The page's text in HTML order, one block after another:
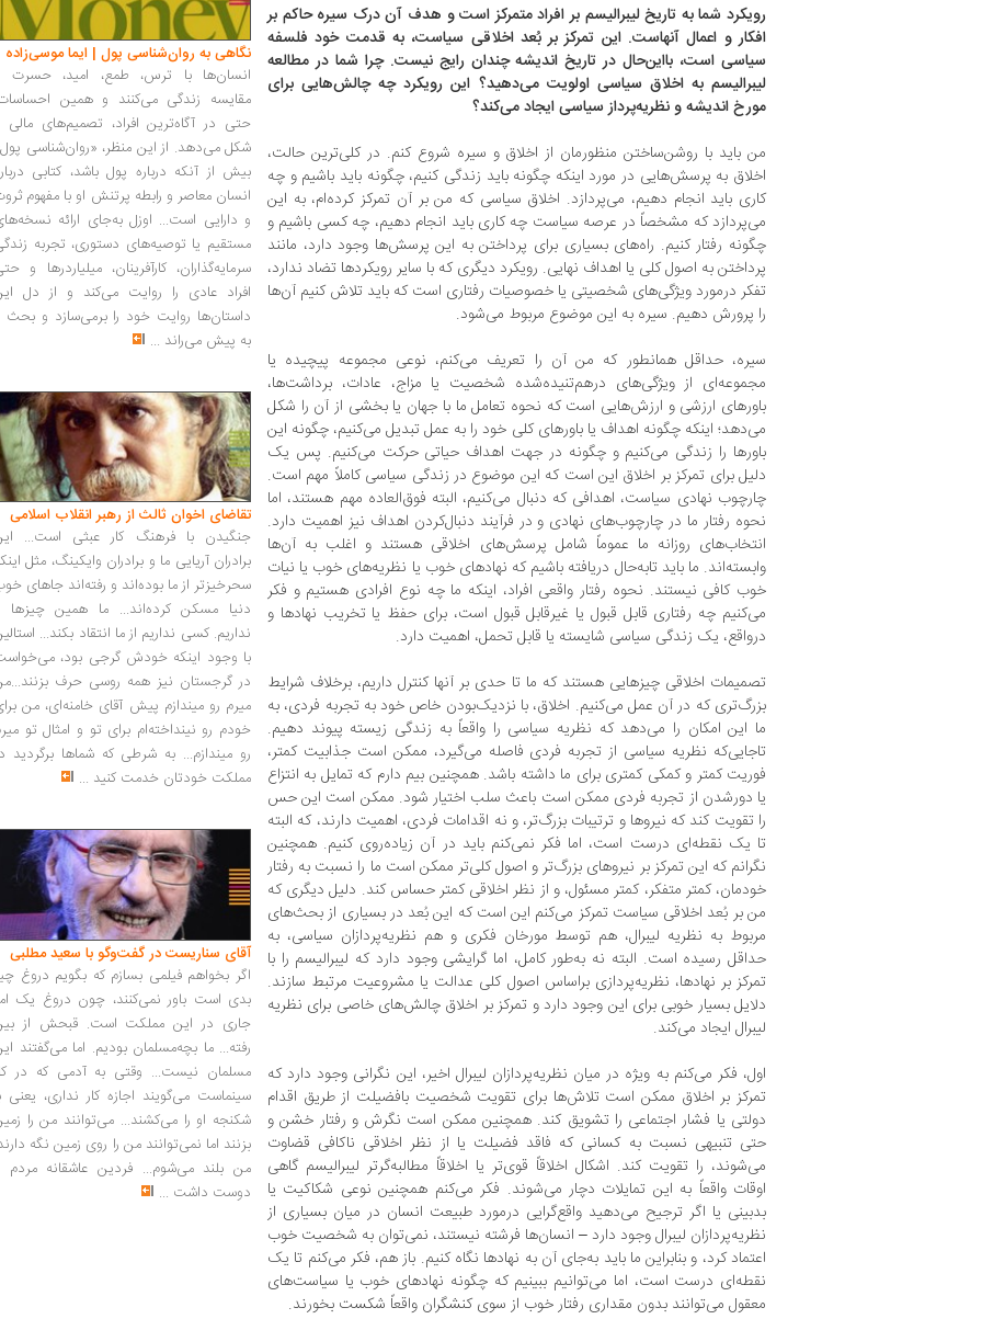
رویکرد شما به تاریخ لیبرالیسم بر افراد متمرکز است و هدف آن درک سیره حاکم بر
افکار و اعمال آنهاست. این تمرکز بر بُعد اخلاقی سیاست، به قدمت خود فلسفه
سیاسی است، بااین‌حال در تاریخ اندیشه چندان رایج نیست. چرا شما در مطالعه
لیبرالیسم به اخلاق سیاسی اولویت می‌دهید؟ این رویکرد چه چالش‌هایی برای
مورخ اندیشه و نظریه‌پرداز سیاسی ایجاد می‌کند؟
من باید با روشن‌ساختن منظورمان از اخلاق و سیره شروع کنم. در کلی‌ترین حالت،
اخلاق به پرسش‌هایی در مورد اینکه چگونه باید زندگی کنیم، چگونه باید باشیم و چه
کاری باید انجام دهیم، می‌پردازد. اخلاق سیاسی که من بر آن تمرکز کرده‌ام، به این
می‌پردازد که مشخصاً در عرصه سیاست چه کاری باید انجام دهیم، چه کسی باشیم و
چگونه رفتار کنیم. راه‌های بسیاری برای پرداختن به این پرسش‌ها وجود دارد، مانند
پرداختن به اصول کلی یا اهداف نهایی. رویکرد دیگری که با سایر رویکردها تضاد ندارد،
تفکر درمورد ویژگی‌های شخصیتی یا خصوصیات رفتاری است که باید تلاش کنیم آن‌ها
را پرورش دهیم. سیره به این موضوع مربوط می‌شود.
سیره، حداقل همانطور که من آن را تعریف می‌کنم، نوعی مجموعه پیچیده یا
مجموعه‌ای از ویژگی‌های درهم‌تنیده‌شده‌ شخصیت یا مزاج، عادات، برداشت‌ها،
باورهای ارزشی و ارزش‌هایی است که نحوه تعامل ما با جهان یا بخشی از آن را شکل
می‌دهد؛ اینکه چگونه اهداف یا باورهای کلی خود را به عمل تبدیل می‌کنیم، چگونه این
باورها را زندگی می‌کنیم و چگونه در جهت اهداف حیاتی حرکت می‌کنیم. پس یک
دلیل برای تمرکز بر اخلاق این است که این موضوع در زندگی سیاسی کاملاً مهم است.
چارچوب نهادی سیاست، اهدافی که دنبال می‌کنیم، البته فوق‌العاده مهم هستند، اما
نحوه رفتار ما در چارچوب‌های نهادی و در فرآیند دنبال‌کردن اهداف نیز اهمیت دارد.
انتخاب‌های روزانه ما عموماً شامل پرسش‌های اخلاقی هستند و اغلب به آن‌ها
وابسته‌اند. ما باید تا‌به‌حال دریافته باشیم که نهادهای خوب یا نظریه‌های خوب یا نیات
خوب کافی نیستند. نحوه رفتار واقعی افراد، اینکه ما چه نوع افرادی هستیم و فکر
می‌کنیم چه رفتاری قابل قبول یا غیرقابل قبول است، برای حفظ یا تخریب نهادها و
درواقع، یک زندگی سیاسی شایسته یا قابل تحمل، اهمیت دارد.
تصمیمات اخلاقی چیزهایی هستند که ما تا حدی بر آنها کنترل داریم، برخلاف شرایط
بزرگ‌تری که در آن عمل می‌کنیم. اخلاق، با نزدیک‌بودن خاص خود به تجربه فردی، به
ما این امکان را می‌دهد که نظریه سیاسی را واقعاً به زندگی زیسته پیوند دهیم.
تا‌جایی‌که نظریه سیاسی از تجربه فردی فاصله می‌گیرد، ممکن است جذابیت کمتر،
فوریت کمتر و کمکی کمتری برای ما داشته باشد. همچنین بیم دارم که تمایل به انتزاع
یا دورشدن از تجربه فردی ممکن است باعث سلب اختیار شود. ممکن است این حس
را تقویت کند که نیروها و ترتیبات بزرگ‌تر، و نه اقدامات فردی، اهمیت دارند، که البته
تا یک نقطه‌ای درست است، اما فکر نمی‌کنم باید در آن زیاده‌روی کنیم. همچنین
نگرانم که این تمرکز بر نیروهای بزرگ‌تر و اصول کلی‌تر ممکن است ما را نسبت به رفتار
خودمان، کمتر متفکر، کمتر مسئول، و از نظر اخلاقی کمتر حساس کند. دلیل دیگری که
من بر بُعد اخلاقی سیاست تمرکز می‌کنم این است که این بُعد در بسیاری از بحث‌های
مربوط به نظریه لیبرال، هم توسط مورخان فکری و هم نظریه‌پردازان سیاسی، به
حداقل رسیده است. البته نه به‌طور کامل، اما گرایشی وجود دارد که لیبرالیسم را با
تمرکز بر نهادها، نظریه‌پردازی براساس اصول کلی عدالت یا مشروعیت مرتبط سازند.
دلایل بسیار خوبی برای این وجود دارد و تمرکز بر اخلاق چالش‌های خاصی برای نظریه
لیبرال ایجاد می‌کند.
اول، فکر می‌کنم به ویژه در میان نظریه‌پردازان لیبرال اخیر، این نگرانی وجود دارد که
تمرکز بر اخلاق ممکن است تلاش‌ها برای تقویت شخصیت بافضیلت از طریق اقدام
دولتی یا فشار اجتماعی را تشویق کند. همچنین ممکن است نگرش و رفتار خشن و
حتی تنبیهی نسبت به کسانی که فاقد فضیلت یا از نظر اخلاقی ناکافی قضاوت
می‌شوند، را تقویت کند. اشکال اخلاقاً قوی‌تر یا اخلاقاً مطالبه‌گرتر لیبرالیسم گاهی
اوقات واقعاً به این تمایلات دچار می‌شوند. فکر می‌کنم همچنین نوعی شکاکیت یا
بدبینی یا اگر ترجیح می‌دهید واقع‌گرایی درمورد طبیعت انسان در میان بسیاری از
نظریه‌پردازان لیبرال وجود دارد – انسان‌ها فرشته نیستند، نمی‌توان به شخصیت خوب
اعتماد کرد، و بنابراین ما باید به‌جای آن به نهادها نگاه کنیم. باز هم، فکر می‌کنم تا یک
نقطه‌ای درست است، اما می‌توانیم ببینیم که چگونه نهادهای خوب یا سیاست‌های
معقول می‌توانند بدون مقداری رفتار خوب از سوی کنشگران واقعاً شکست بخورند.
نگاهی به روان‌شناسی پول | ایما موسی‌زاده
انسان‌ها با ترس، طمع، امید، حسرت
مقایسه زندگی می‌کنند و همین
حتی در آگاه‌ترین افراد، تصمیم‌های مالی
شکل می‌دهد. از این منظر، «روان‌شناسی
بیش از آنکه درباره پول باشد، کتابی
انسان معاصر و رابطه پرتنش او با مفهوم
و دارایی است... اوزل به‌جای ارائه
مستقیم یا توصیه‌های دستوری، تجربه
سرمایه‌گذاران، کارآفرینان، میلیاردرها و
افراد عادی را روایت می‌کند و از دل
داستان‌ها روایت خود را برمی‌سازد و بحث
به پیش می‌راند ...
تقاضای اخوان ثالث از رهبر انقلاب اسلامی
جنگیدن با فرهنگ کار عبثی است...
برادران آریایی ما و برادران وایکینگ، مثل
سحرخیزتر از ما بوده‌اند و رفته‌اند جاهای
دنیا مسکن کرده‌اند... ما همین چیزها
نداریم. کسی نداریم از ما انتقاد بکند...
با وجود اینکه خودش گرجی بود،
در گرجستان نیز همه روسی حرف
میرم رو میندازم پیش آقای خامنه‌ای، من
خودم رو نینداخته‌ام برای تو و امثال تو
رو میندازم... به شرطی که شماها برگردید
مملکت خودتان خدمت کنید ...
آقای سناریست در گفت‌وگو با سعید مطلبی
اگر بخواهم فیلمی بسازم که بگویم دروغ
بدی است باور نمی‌کنند، چون دروغ یک
جاری در این مملکت است. قبحش از
رفته... ما بچه‌مسلمان بودیم. اما می‌گفتند
مسلمان نیست... وقتی به آدمی که در
سینماست می‌گویند اجازه کار نداری، یعنی
شکنجه او را می‌کشند... می‌توانند من را
بزنند اما نمی‌توانند من را روی زمین نگه
من بلند می‌شوم... فردین عاشقانه مردم
دوست داشت ...